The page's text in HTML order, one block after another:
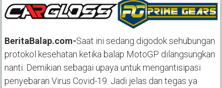
BeritaBalap.com-Saat ini sedang digodok sehubungan
protokol kesehatan ketika balap MotoGP dilangsungkan
nanti. Demikian sebagai upaya untuk mengantisipasi
penyebaran Virus Covid-19. Jadi jelas dan tegas ya